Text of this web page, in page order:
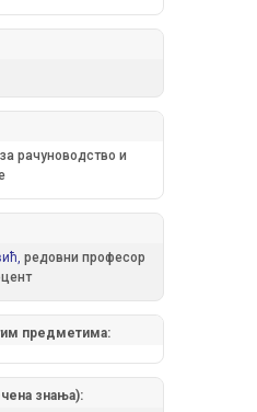
рачуноводство и
редовни професор
предметима:
знања):